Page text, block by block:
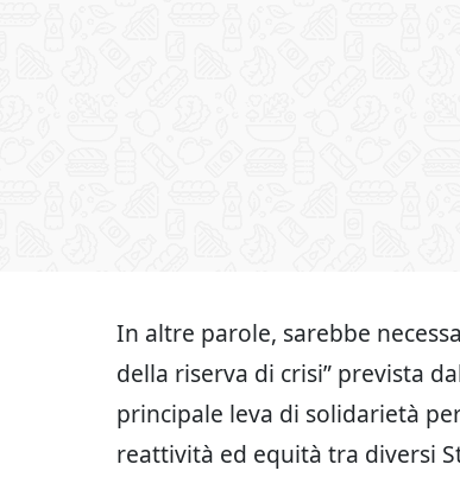
In altre parole, sarebbe
della riserva di crisi” prevista
principale leva di solidarietà
reattività ed equità tra diversi